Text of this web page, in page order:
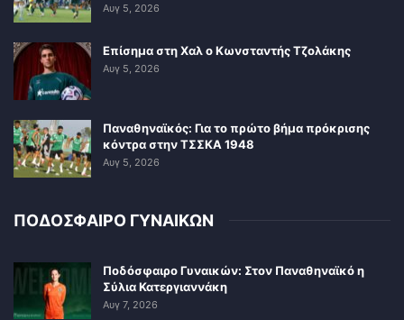
Αυγ 5, 2026
Επίσημα στη Χαλ ο Κωνσταντής Τζολάκης
Αυγ 5, 2026
Παναθηναϊκός: Για το πρώτο βήμα πρόκρισης
κόντρα στην ΤΣΣΚΑ 1948
Αυγ 5, 2026
ΠΟΔΟΣΦΑΙΡΟ ΓΥΝΑΙΚΩΝ
Ποδόσφαιρο Γυναικών: Στον Παναθηναϊκό η
Σύλια Κατεργιαννάκη
Αυγ 7, 2026